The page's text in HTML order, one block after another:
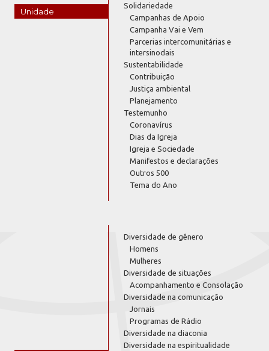
Unidade
Solidariedade
Campanhas de Apoio
Campanha Vai e Vem
Parcerias intercomunitárias e
intersinodais
Sustentabilidade
Contribuição
Justiça ambiental
Planejamento
Testemunho
Coronavírus
Dias da Igreja
Igreja e Sociedade
Manifestos e declarações
Outros 500
Tema do Ano
Diversidade de gênero
Homens
Mulheres
Diversidade de situações
Acompanhamento e Consolação
Diversidade na comunicação
Jornais
Programas de Rádio
Diversidade na diaconia
Diversidade na espiritualidade